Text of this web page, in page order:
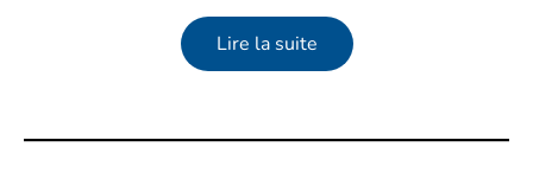
Lire la suite